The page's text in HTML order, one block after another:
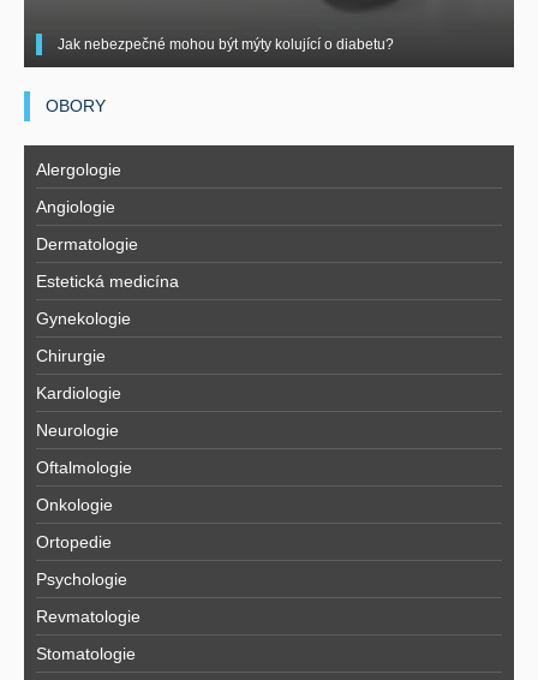
Jak nebezpečné mohou být mýty kolující o diabetu?
OBORY
Alergologie
Angiologie
Dermatologie
Estetická medicína
Gynekologie
Chirurgie
Kardiologie
Neurologie
Oftalmologie
Onkologie
Ortopedie
Psychologie
Revmatologie
Stomatologie